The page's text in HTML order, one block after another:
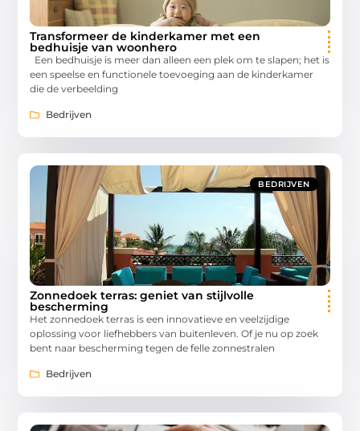
Transformeer de kinderkamer met een
bedhuisje van woonhero
Een bedhuisje is meer dan alleen een plek om te slapen; het is
een speelse en functionele toevoeging aan de kinderkamer
die de verbeelding
Bedrijven
BEDRIJVEN
Zonnedoek terras: geniet van stijlvolle
bescherming
Het zonnedoek terras is een innovatieve en veelzijdige
oplossing voor liefhebbers van buitenleven. Of je nu op zoek
bent naar bescherming tegen de felle zonnestralen
Bedrijven